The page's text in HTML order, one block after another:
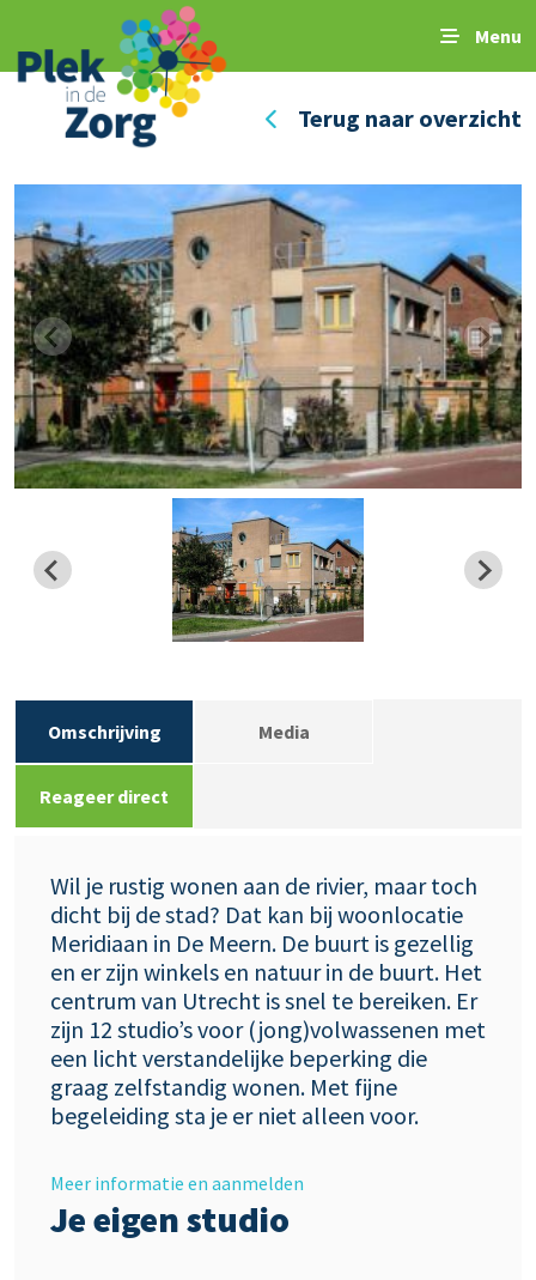
Menu
Terug naar overzicht
Omschrijving Media
Reageer direct
Wil je rustig wonen aan de rivier, maar toch
dicht bij de stad? Dat kan bij woonlocatie
Meridiaan in De Meern. De buurt is gezellig
en er zijn winkels en natuur in de buurt. Het
centrum van Utrecht is snel te bereiken. Er
zijn 12 studio’s voor (jong)volwassenen met
een licht verstandelijke beperking die
graag zelfstandig wonen. Met fijne
begeleiding sta je er niet alleen voor.
Meer informatie en aanmelden
Je eigen studio